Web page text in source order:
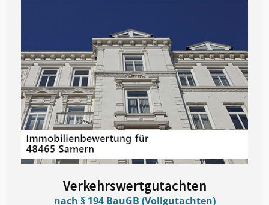
Verkehrswertgutachten
nach § 194 BauGB (Vollgutachten)